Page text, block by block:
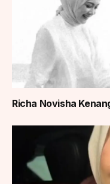
Richa Novisha